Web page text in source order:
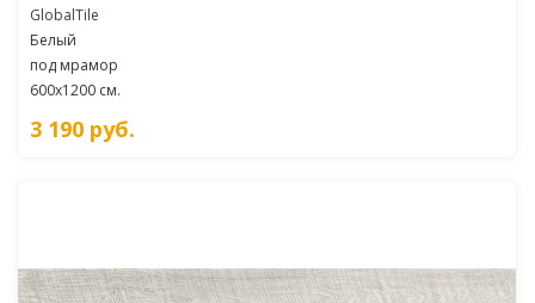
GlobalTile
Белый
под мрамор
600x1200 см.
3 190 руб.